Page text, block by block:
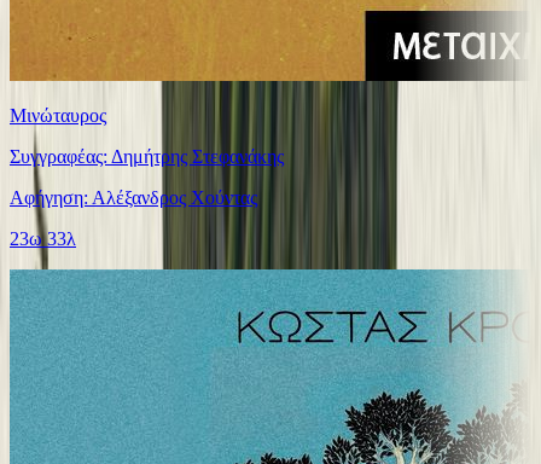
Μινώταυρος
Συγγραφέας: Δημήτρης Στεφανάκης
Αφήγηση: Αλέξανδρος Χούντας
23ω 33λ